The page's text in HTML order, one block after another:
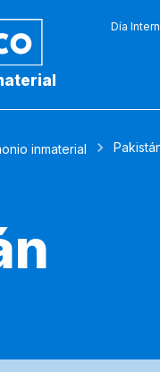
Día
inmaterial